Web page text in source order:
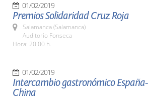
01/02/2019
Premios Solidaridad Cruz Roja
Salamanca (Salamanca)
Auditorio Fonseca
Hora: 20:00 h.
01/02/2019
Intercambio gastronómico España-
China